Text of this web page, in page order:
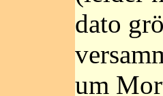
dato
um